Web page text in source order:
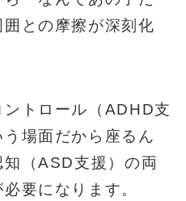
との摩擦が深刻化
トロール（ADHD支
場面だから座るん
（ASD支援）の両
要になります。